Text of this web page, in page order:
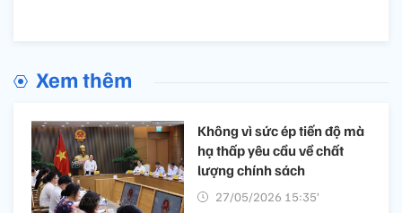
Xem thêm
Không vì sức ép tiến độ mà
hạ thấp yêu cầu về chất
lượng chính sách​
27/05/2026 15:35’